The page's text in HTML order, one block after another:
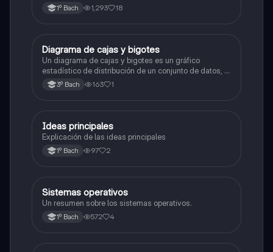
1º Bach 1,293 18
Matemáticas
Diagrama de cajas y bigotes
Un diagrama de cajas y bigotes es un gráfico
estadístico de distribución de un conjunto de datos, te
ayudan en la estadística a ubicar su valor mínimo y
máximo, sus cuarteles y su mediana para poder
3º Bach 163 1
Informática
Ideas principales
Explicación de las ideas principales
1º Bach 97 2
Informática
Sistemas operativos
Un resumen sobre los sistemas operativos.
1º Bach 572 4